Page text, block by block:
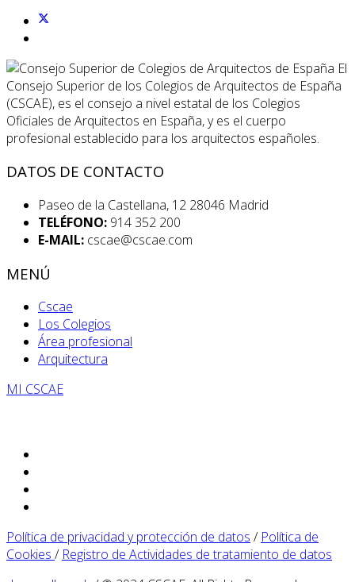
El
Consejo Superior de los Colegios de Arquitectos de España
(CSCAE), es el consejo a nivel estatal de los Colegios
Oficiales de Arquitectos en España, y es el cuerpo
profesional establecido para los arquitectos españoles.
DATOS DE CONTACTO
Paseo de la Castellana, 12 28046 Madrid
TELÉFONO: 914 352 200
E-MAIL: cscae@cscae.com
MENÚ
Cscae
Los Colegios
Área profesional
Arquitectura
MI CSCAE
Política de privacidad y protección de datos / Política de
Cookies / Registro de Actividades de tratamiento de datos